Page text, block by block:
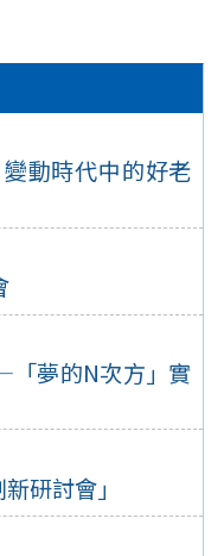
動時代中的好老
「夢的N次方」實
研討會」